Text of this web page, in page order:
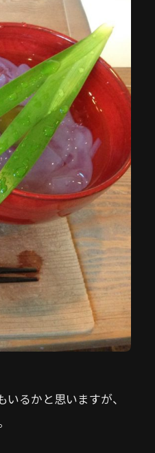
るかと思いますが、